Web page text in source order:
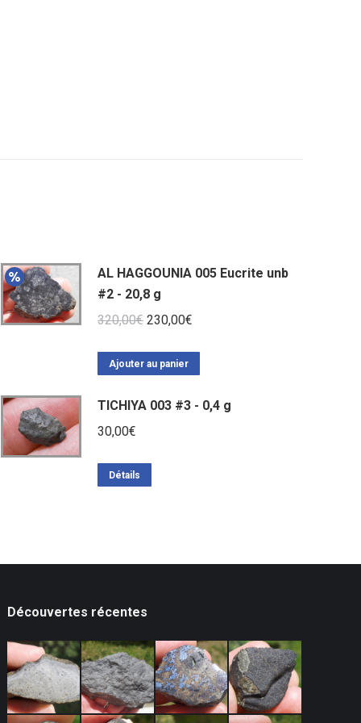
AL HAGGOUNIA 005 Eucrite unb
#2 - 20,8 g
320,00€ Le
initial
320,00€.
230,00€
230,00€.
Ajouter au panier
TICHIYA 003 #3 - 0,4 g
30,00€
Détails
Découvertes récentes